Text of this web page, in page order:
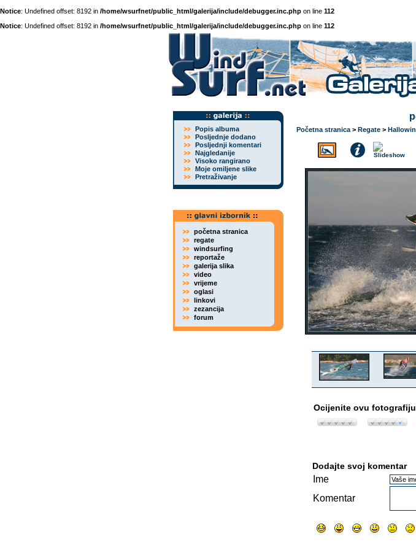
Notice: Undefined offset: 8192 in /home/wsurfnet/public_html/galerija/include/debugger.inc.php on line 112
Notice: Undefined offset: 8192 in /home/wsurfnet/public_html/galerija/include/debugger.inc.php on line 112
Popis albuma
Posljednje dodano
Posljednji komentari
Najgledanije
Visoko rangirano
Moje omiljene slike
Pretraživanje
početna stranica
regate
windsurfing
reportaže
galerija slika
video
vrijeme
oglasi
linkovi
zezancija
forum
Početna stranica > Regate >
Ocijenite ovu fotografiju
Dodajte svoj komentar
Ime
Komentar